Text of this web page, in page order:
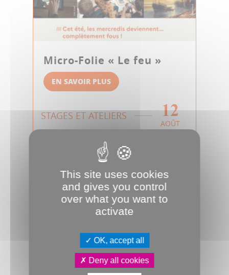
Micro-Folie « Le feu »
EN SAVOIR PLUS
STAGES ET ATELIERS 12
AOÛT
This site uses cookies
and gives you control
over what you want to
activate
OK, accept all
Deny all cookies